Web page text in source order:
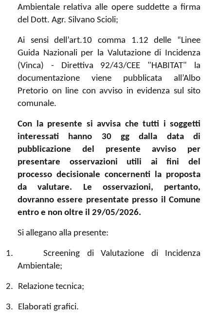
Ambientale relativa alle opere suddette a firma
del Dott. Agr. Silvano Scioli;
Ai sensi dell’art.10 comma 1.12 delle “Linee
Guida Nazionali per la Valutazione di Incidenza
(Vinca) - Direttiva 92/43/CEE "HABITAT" la
documentazione viene pubblicata all’Albo
Pretorio on line con avviso in evidenza sul sito
comunale.
Con la presente si avvisa che tutti i soggetti
interessati hanno 30 gg dalla data di
pubblicazione del presente avviso per
presentare osservazioni utili ai fini del
processo decisionale concernenti la proposta
da valutare. Le osservazioni, pertanto,
dovranno essere presentate presso il Comune
entro e non oltre il 29/05/2026.
Si allegano alla presente:
1.
Screening di Valutazione di Incidenza
Ambientale;
2. Relazione tecnica;
3. Elaborati grafici.